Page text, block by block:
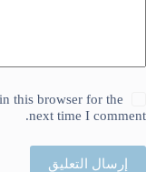
this browser for the
next time I comment.
إرسال التعليق